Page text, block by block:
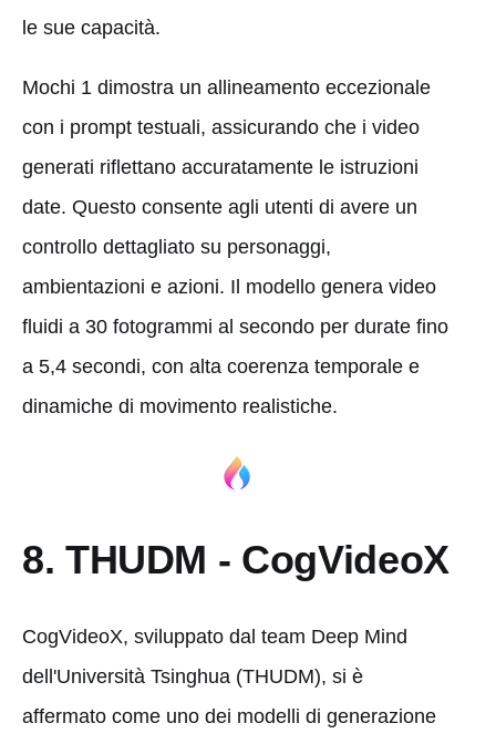
le sue capacità.
Mochi 1 dimostra un allineamento eccezionale
con i prompt testuali, assicurando che i video
generati riflettano accuratamente le istruzioni
date. Questo consente agli utenti di avere un
controllo dettagliato su personaggi,
ambientazioni e azioni. Il modello genera video
fluidi a 30 fotogrammi al secondo per durate fino
a 5,4 secondi, con alta coerenza temporale e
dinamiche di movimento realistiche.
8. THUDM - CogVideoX
CogVideoX, sviluppato dal team Deep Mind
dell'Università Tsinghua (THUDM), si è
affermato come uno dei modelli di generazione